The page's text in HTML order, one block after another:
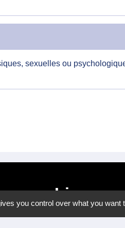
sexuelles ou
Liens
you control over what you want